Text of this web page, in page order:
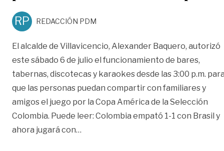
RP REDACCIÓN PDM
El alcalde de Villavicencio, Alexander Baquero, autorizó
este sábado 6 de julio el funcionamiento de bares,
tabernas, discotecas y karaokes desde las 3:00 p.m.
que las personas puedan compartir con familiares y
amigos el juego por la Copa América de la Selección
Colombia. Puede leer: Colombia empató 1-1 con Brasil y
ahora jugará con…